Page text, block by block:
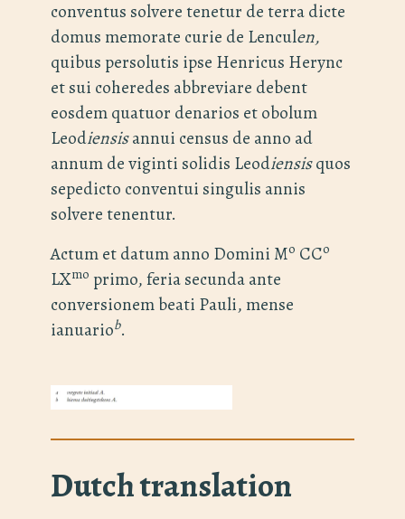
conventus solvere tenetur de terra dicte
domus memorate curie de Lenculen,
quibus persolutis ipse Henricus Herync
et sui coheredes abbreviare debent
eosdem quatuor denarios et obolum
Leodiensisannui census de anno ad
annum de viginti solidis Leodiensisquos
sepedicto conventui singulis annis
solvere tenentur.
Actum et datum anno Domini Mo CCo
LXmo primo, feria secunda ante
conversionem beati Pauli, mense
ianuariob.
Dutch translation